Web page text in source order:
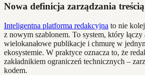
Nowa definicja zarządzania treścią
Inteligentna platforma redakcyjna to nie
z nowym szablonem. To system, który łączy
wielokanałowe publikacje i chmurę w
ekosystemie. W praktyce oznacza to, że
zakładnikiem ograniczeń technicznych –
kodem.